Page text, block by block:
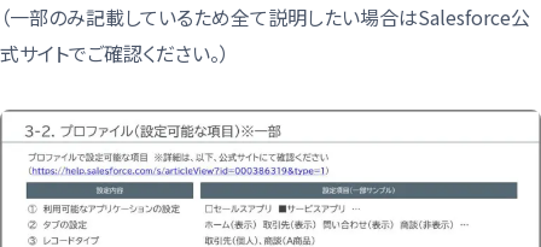
（一部のみ記載しているため全て説明したい場合はSalesforce公
式サイトでご確認ください。）